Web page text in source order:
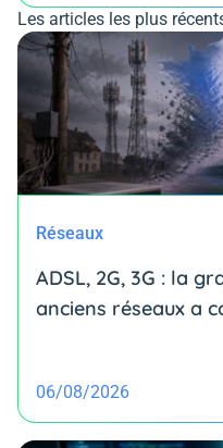
Les articles les plus
Réseaux
ADSL, 2G, 3G : la
anciens réseaux a
06/08/2026